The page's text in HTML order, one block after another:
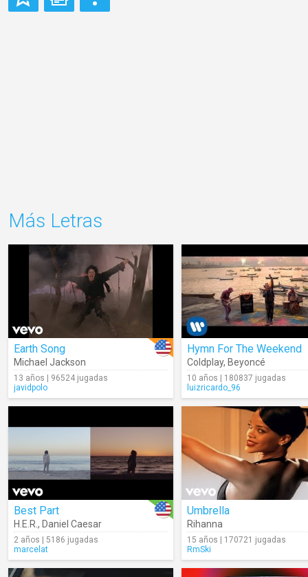
Más Letras
Earth Song
Michael Jackson
13 años | 96524 jugadas
javidpolo
Hymn For The Weekend
Coldplay, Beyoncé
10 años | 180837 jugadas
luizricardo_96
Best Part
H.E.R. , Daniel Caesar
2 años | 5186 jugadas
marcelat
Umbrella
Rihanna
15 años | 170721 jugadas
RmSki